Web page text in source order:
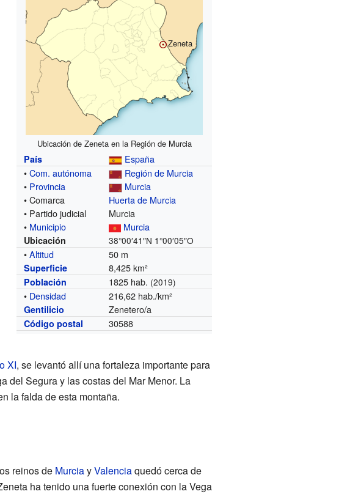
Zeneta
Ubicación de Zeneta en la Región de Murcia
País
España
•Com. autónoma
Región de Murcia
• Provincia
Murcia
• Comarca
Huerta de Murcia
• Partido judicial
Murcia
• Municipio Murcia
Ubicación 38°00′41″N 1°00′05″O
•Altitud 50 m
Superficie 8,425 km²
Población 1825 hab. (2019)
• Densidad 216,62 hab./km²
Gentilicio Zenetero/a
Código postal 30588
XI, se levantó allí una fortaleza importante para
del Segura y las costas del Mar Menor. La
la falda de esta montaña.
reinos de MurciayValenciaquedó cerca de
ha tenido una fuerte conexión con la Vega